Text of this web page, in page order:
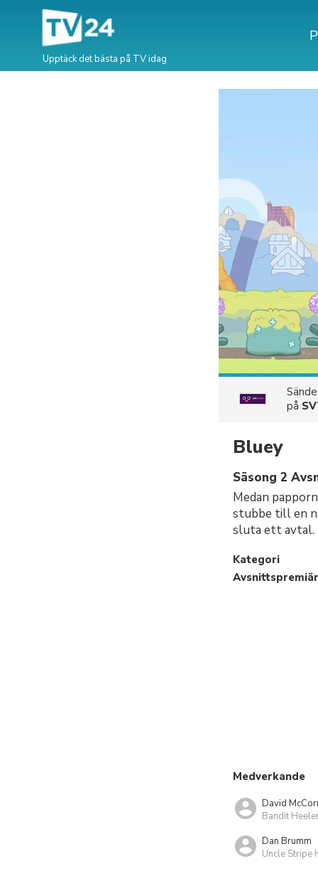
Upptäck det bästa på TV idag
på
Bluey
Säsong 2
Medan
stubbe till en
sluta ett avtal.
Kategori
Avsnittspremiär
Medverkande
David
Bandit
Dan Brumm
Uncle Stripe